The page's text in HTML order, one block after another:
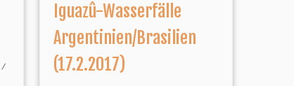
/
Iguazû-Wasserfälle
Argentinien/Brasilien
(17.2.2017)